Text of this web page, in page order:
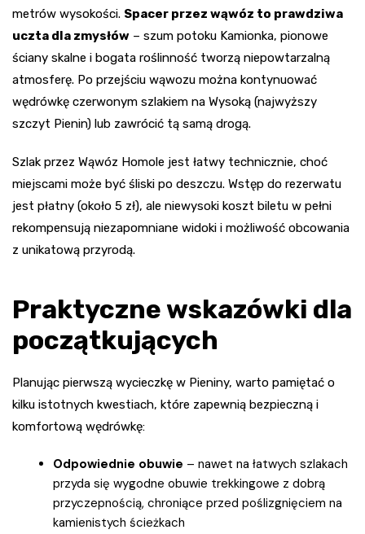
metrów wysokości. Spacer przez wąwóz to prawdziwa
uczta dla zmysłów – szum potoku Kamionka, pionowe
ściany skalne i bogata roślinność tworzą niepowtarzalną
atmosferę. Po przejściu wąwozu można kontynuować
wędrówkę czerwonym szlakiem na Wysoką (najwyższy
szczyt Pienin) lub zawrócić tą samą drogą.
Szlak przez Wąwóz Homole jest łatwy technicznie, choć
miejscami może być śliski po deszczu. Wstęp do rezerwatu
jest płatny (około 5 zł), ale niewysoki koszt biletu w pełni
rekompensują niezapomniane widoki i możliwość obcowania
z unikatową przyrodą.
Praktyczne wskazówki dla
początkujących
Planując pierwszą wycieczkę w Pieniny, warto pamiętać o
kilku istotnych kwestiach, które zapewnią bezpieczną i
komfortową wędrówkę:
Odpowiednie obuwie – nawet na łatwych szlakach
przyda się wygodne obuwie trekkingowe z dobrą
przyczepnością, chroniące przed poślizgnięciem na
kamienistych ścieżkach